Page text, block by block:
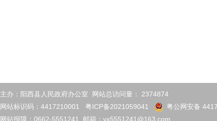
主办：阳西县人民政府办公室 网站总访问量： 2374874
网站标识码：4417210001 粤ICP备2021059041
粤公网安备
网站报障：0662-5551241 邮箱：yx5551241@163.com